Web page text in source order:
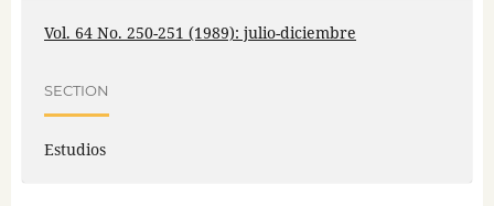
Vol. 64 No. 250-251 (1989): julio-diciembre
SECTION
Estudios